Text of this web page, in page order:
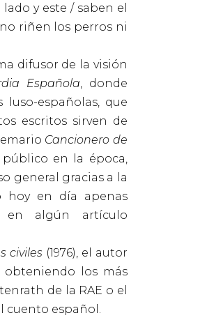
y este / saben el
riñen los perros ni
difusor de la visión
Española , donde
españolas, que
escritos sirven de
Cancionero de
en la época,
general gracias a la
hoy en día apenas
en algún artículo
civiles (1976), el autor
obteniendo los más
de la RAE o el
español.